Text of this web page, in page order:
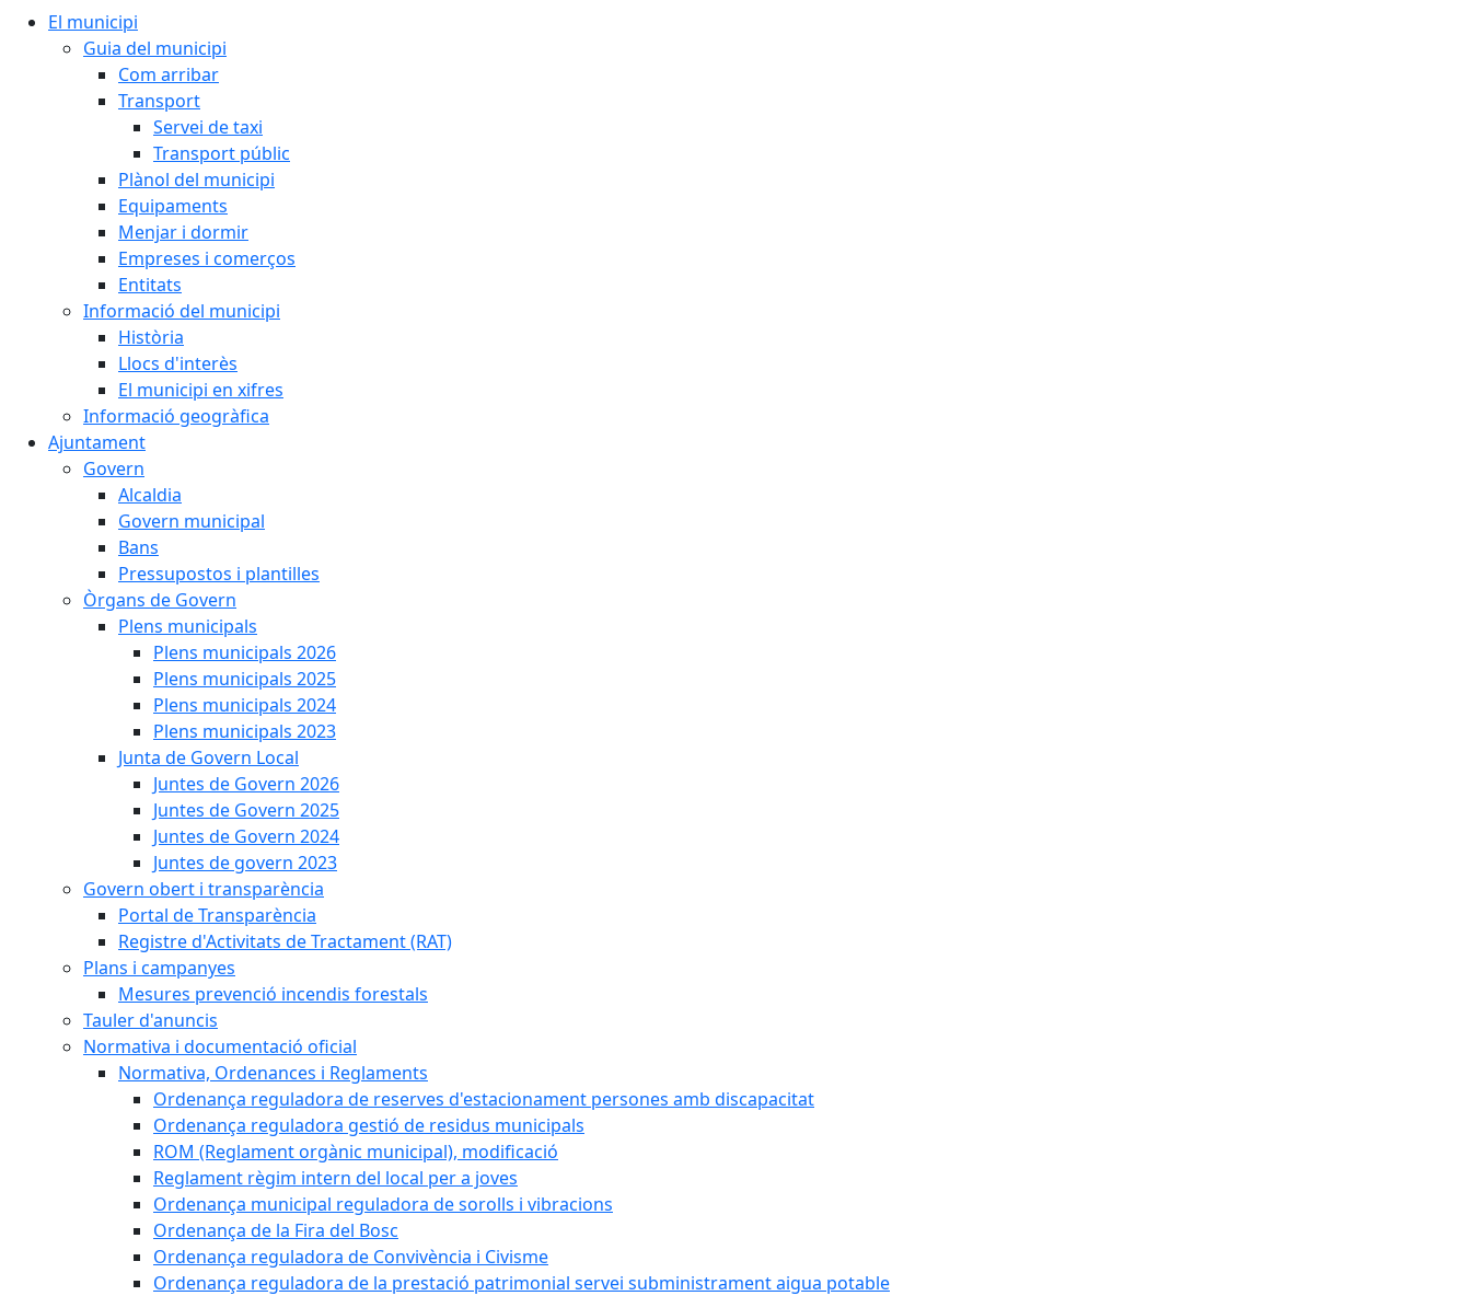
El municipi
Guia del municipi
Com arribar
Transport
Servei de taxi
Transport públic
Plànol del municipi
Equipaments
Menjar i dormir
Empreses i comerços
Entitats
Informació del municipi
Història
Llocs d'interès
El municipi en xifres
Informació geogràfica
Ajuntament
Govern
Alcaldia
Govern municipal
Bans
Pressupostos i plantilles
Òrgans de Govern
Plens municipals
Plens municipals 2026
Plens municipals 2025
Plens municipals 2024
Plens municipals 2023
Junta de Govern Local
Juntes de Govern 2026
Juntes de Govern 2025
Juntes de Govern 2024
Juntes de govern 2023
Govern obert i transparència
Portal de Transparència
Registre d'Activitats de Tractament (RAT)
Plans i campanyes
Mesures prevenció incendis forestals
Tauler d'anuncis
Normativa i documentació oficial
Normativa, Ordenances i Reglaments
Ordenança reguladora de reserves d'estacionament persones amb discapacitat
Ordenança reguladora gestió de residus municipals
ROM (Reglament orgànic municipal), modificació
Reglament règim intern del local per a joves
Ordenança municipal reguladora de sorolls i vibracions
Ordenança de la Fira del Bosc
Ordenança reguladora de Convivència i Civisme
Ordenança reguladora de la prestació patrimonial servei subministrament aigua potable